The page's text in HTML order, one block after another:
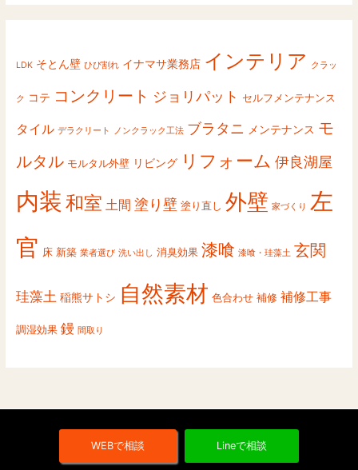
LDK そとん壁 ひび割れ イナマサ業務店 インテリア クラッ
ク コテ コンクリート ジョリパット セルフメンテナンス
タイル デラクリート ノンクラック工法 ブラタニ メンテナンス モ
ルタル モルタル外壁 リビング リフォーム 伊良湖屋
内装 和室 土間 塗り壁 塗り直し 外壁 家づくり 左
官 床 新築 業者選び 洗い出し 消臭効果 漆喰 漆喰・珪藻土 玄関
珪藻土 稲熊サトシ 自然素材 色合わせ 補修 補修工事
調湿効果 鏝 間取り
WEBで相談 Lineで相談